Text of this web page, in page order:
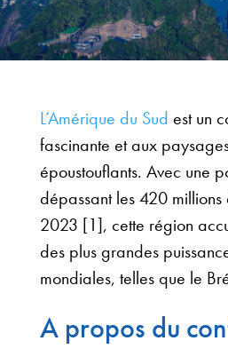
L’Amérique du Sud est un
fascinante et aux
époustouflants. Avec une
dépassant les 420 millions
2023 [1], cette région
des plus grandes
mondiales, telles que le
A propos du